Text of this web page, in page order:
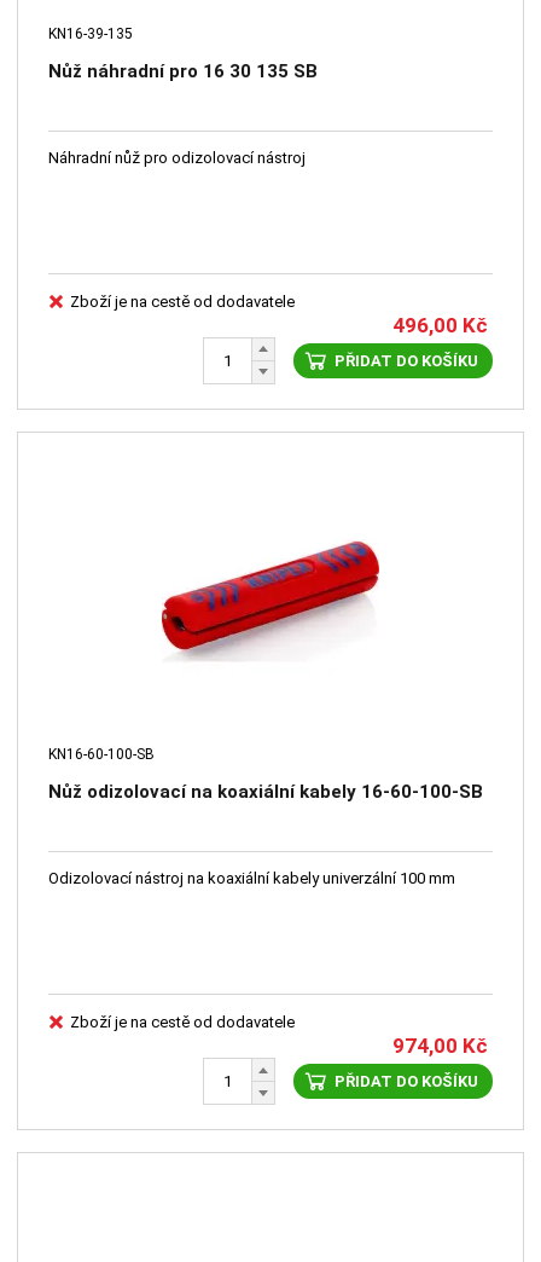
KN16-39-135
Nůž náhradní pro 16 30 135 SB
Náhradní nůž pro odizolovací nástroj
Zboží je na cestě od dodavatele
496,00 Kč
PŘIDAT DO KOŠÍKU
KN16-60-100-SB
Nůž odizolovací na koaxiální kabely 16-60-100-SB
Odizolovací nástroj na koaxiální kabely univerzální 100 mm
Zboží je na cestě od dodavatele
974,00 Kč
PŘIDAT DO KOŠÍKU